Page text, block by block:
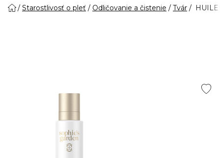
Starostlivosť o pleť Odličovanie a čistenie Tvár